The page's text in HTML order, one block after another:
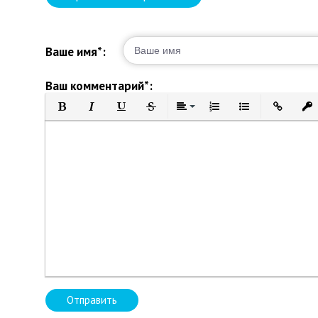
Ваше имя*:
Ваш комментарий*:
Полужирный
КурсивПодчеркнутый
ЗачеркнутыйВыравнивание
Нумерованный список
Маркированный
Вставить
Отправить